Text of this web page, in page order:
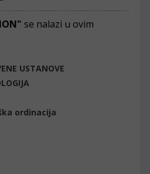
se nalazi u ovim
USTANOVE
ordinacija